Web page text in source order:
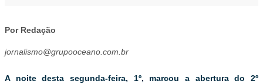
Por Redação
jornalismo@grupooceano.com.br
A noite desta segunda-feira, 1º, marcou a abertura do 2º